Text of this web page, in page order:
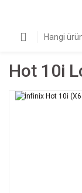
Hot 10i